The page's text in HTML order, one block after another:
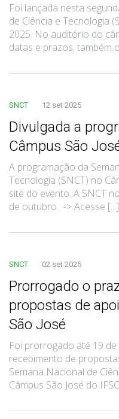
Foi lançada nesta
de Ciência e Tecnologia
2025. No auditório do
datas e prazos, também
SNCT 12 set 2025
Divulgada a
Câmpus São
A programação da
Tecnologia (SNCT) no
site do evento. A SNCT
de outubro. -> Acesse [...]
SNCT 02 set 2025
Prorrogado o
propostas de
São José
Foi prorrogado até 19
recebimento de
Semana Nacional de
Câmpus São José do